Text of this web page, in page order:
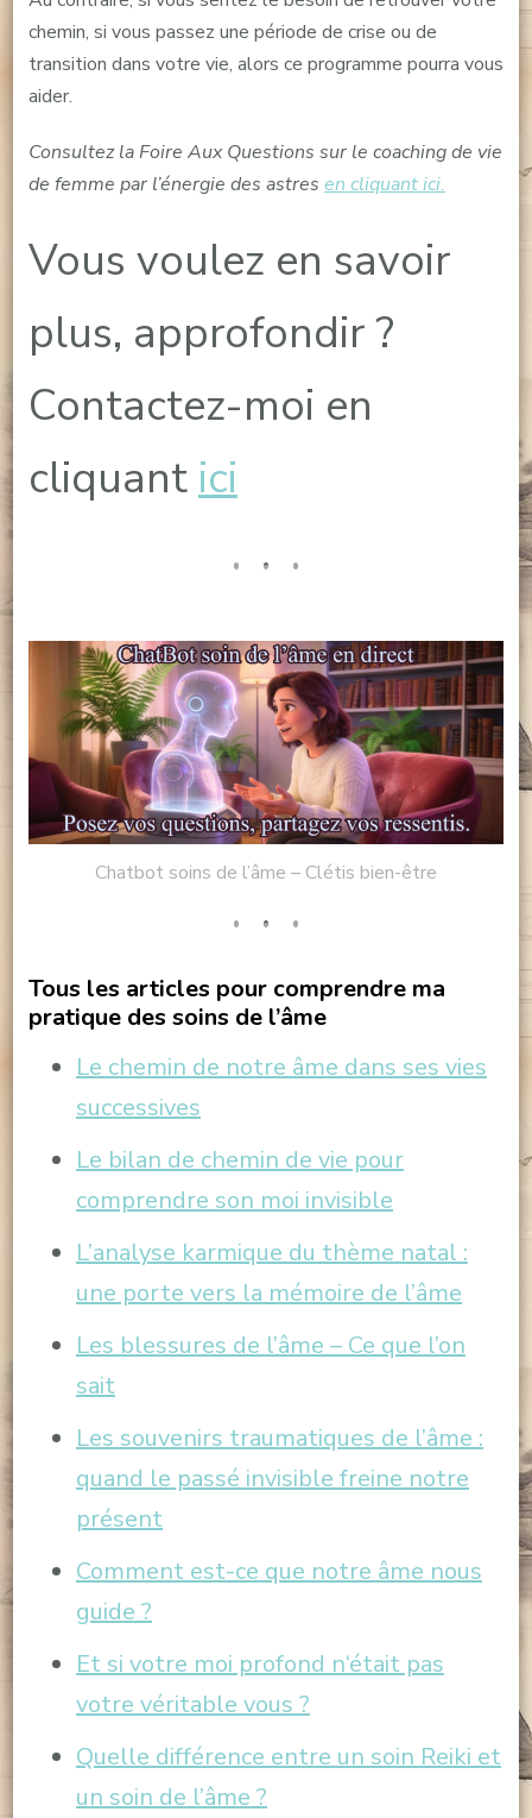
chemin, si vous passez une période de crise ou de
transition dans votre vie, alors ce programme pourra vous
aider.
Consultez la Foire Aux Questions sur le coaching de vie
de femme par l’énergie des astres en cliquant ici.
Vous voulez en savoir
plus, approfondir ?
Contactez-moi en
cliquant ici
Chatbot soins de l’âme – Clétis bien-être
Tous les articles pour comprendre ma
pratique des soins de l’âme
Le chemin de notre âme dans ses vies
successives
Le bilan de chemin de vie pour
comprendre son moi invisible
L’analyse karmique du thème natal :
une porte vers la mémoire de l’âme
Les blessures de l’âme – Ce que l’on
sait
Les souvenirs traumatiques de l’âme :
quand le passé invisible freine notre
présent
Comment est-ce que notre âme nous
guide ?
Et si votre moi profond n‘était pas
votre véritable vous ?
Quelle différence entre un soin Reiki et
un soin de l’âme ?